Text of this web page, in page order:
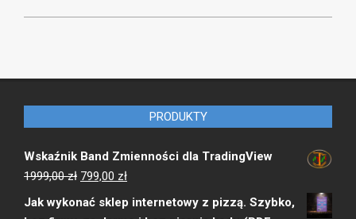
PRODUKTY
Wskaźnik Band Zmienności dla TradingView
1999,00zł Pierwotna
cena
wynosiła:
799,00 złAktualna
cena
wynosi:
Jak wykonać sklep internetowy z pizzą. Szybko,